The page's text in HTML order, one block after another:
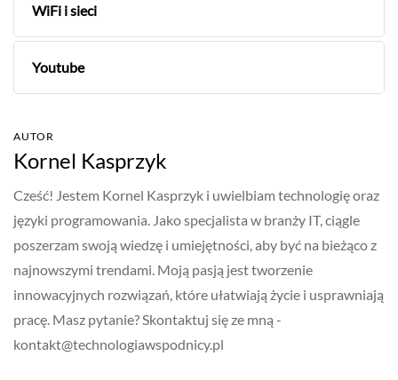
WiFi i sieci
Youtube
AUTOR
Kornel Kasprzyk
Cześć! Jestem Kornel Kasprzyk i uwielbiam technologię oraz
języki programowania. Jako specjalista w branży IT, ciągle
poszerzam swoją wiedzę i umiejętności, aby być na bieżąco z
najnowszymi trendami. Moją pasją jest tworzenie
innowacyjnych rozwiązań, które ułatwiają życie i usprawniają
pracę. Masz pytanie? Skontaktuj się ze mną -
kontakt@technologiawspodnicy.pl